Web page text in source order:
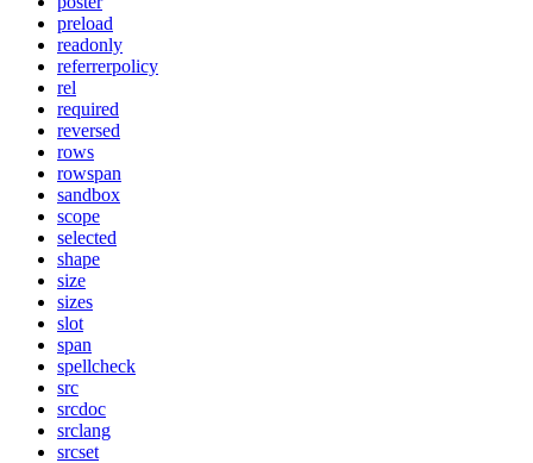
preload
readonly
referrerpolicy
rel
required
reversed
rows
rowspan
sandbox
scope
selected
shape
size
sizes
slot
span
spellcheck
src
srcdoc
srclang
srcset